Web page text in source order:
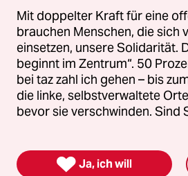
Großmutter erzählt hat,
sind die Firmen
mit dem neuen Galaxy
immer größer geworden
damit sie in eine
Mit doppelter Kraft für eine
brauchen Menschen, die sich
einsetzen, unsere Solidarität.
beginnt im Zentrum“. 50
bei taz zahl ich gehen – bis
die linke, selbstverwaltete
bevor sie verschwinden. Sind
 Ja, ich will